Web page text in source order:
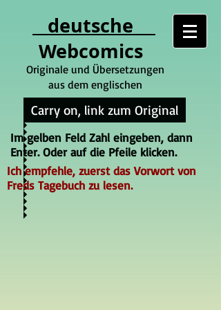
deutsche
Webcomics
Originale und Übersetzungen
aus dem englischen
Carry on, link zum Original
Im gelben Feld Zahl eingeben, dann
Enter. Oder auf die Pfeile klicken.
Ich empfehle, zuerst das Vorwort von
Freds Tagebuch zu lesen.